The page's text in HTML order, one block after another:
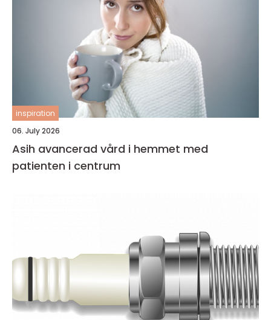
inspiration
06. July 2026
Asih avancerad vård i hemmet med
patienten i centrum